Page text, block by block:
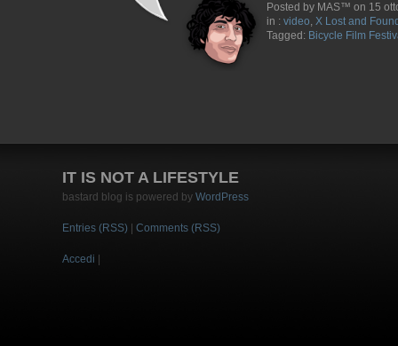
Posted by MAS™ on 15
in : video, X Lost and
Tagged: Bicycle Film
IT IS NOT A LIFESTYLE
bastard blog is powered by WordPress
Entries (RSS) Comments (RSS)
Accedi